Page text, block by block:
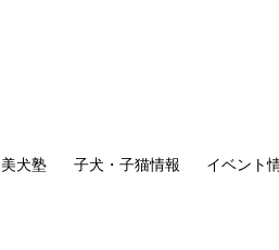
美犬塾 子犬・子猫情報 イベント